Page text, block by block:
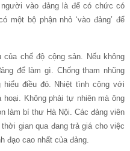
vào đảng là để có chức có
một bộ phận nhỏ ‘vào đảng’ để
chế độ cộng sản. Nếu không
để làm gì. Chống tham nhũng
hiểu điều đó. Nhiệt tình cộng với
Không phải tự nhiên mà ông
làm bí thư Hà Nội. Các đảng viên
gian qua đang trả giá cho việc
đạo cao nhất của đảng.